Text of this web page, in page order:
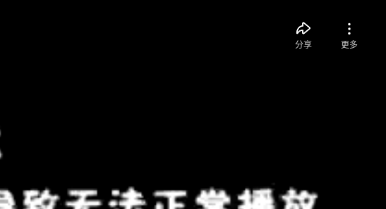
分享 更多